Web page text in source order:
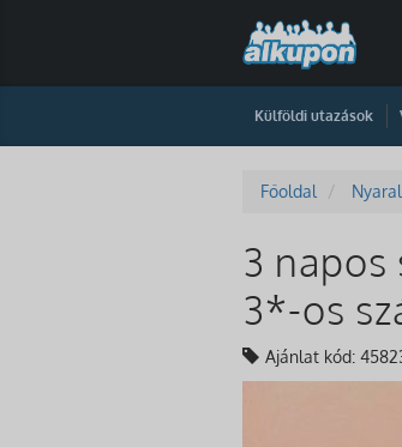
Külföldi utazások
Főoldal
3
3*-os
Ajánlat kód: